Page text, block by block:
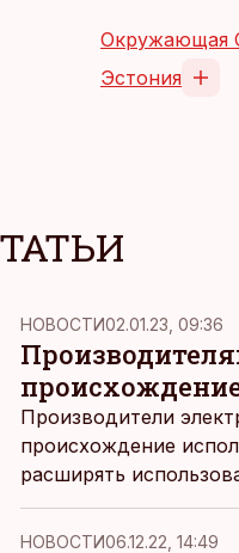
Окружающая
Эстония
НОВОСТИ02.01.23, 09:36
Производители
происхождение
расширять
НОВОСТИ06.12.22, 14:49